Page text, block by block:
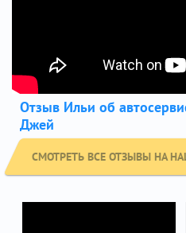
Отзыв Ильи об
Джей
СМОТРЕТЬ ВСЕ ОТЗЫВЫ НА